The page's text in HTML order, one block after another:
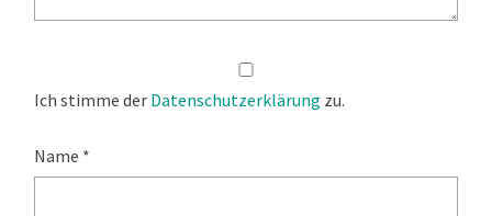
Ich stimme der Datenschutzerklärung zu.
Name *